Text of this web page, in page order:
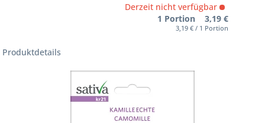
Derzeit nicht verfügbar
1 Portion 3,19 €
3,19 € / 1 Portion
Produktdetails